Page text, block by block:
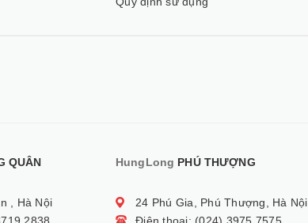
QUÂN
, Hà Nội
2838
HungLong PHÚ THƯỢNG
24 Phú Gia, Phú Thượng, Hà Nội
Điện thoại: (024) 3975 7575